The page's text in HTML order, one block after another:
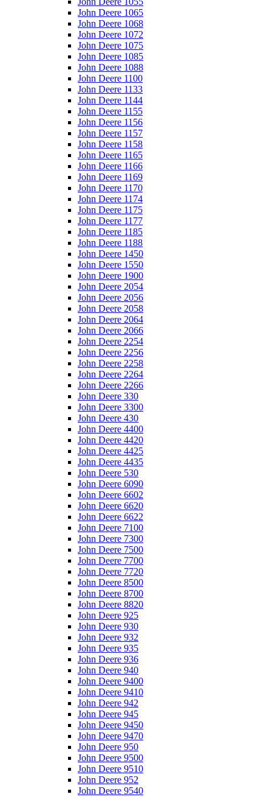
John Deere 1065
John Deere 1068
John Deere 1072
John Deere 1075
John Deere 1085
John Deere 1088
John Deere 1100
John Deere 1133
John Deere 1144
John Deere 1155
John Deere 1156
John Deere 1157
John Deere 1158
John Deere 1165
John Deere 1166
John Deere 1169
John Deere 1170
John Deere 1174
John Deere 1175
John Deere 1177
John Deere 1185
John Deere 1188
John Deere 1450
John Deere 1550
John Deere 1900
John Deere 2054
John Deere 2056
John Deere 2058
John Deere 2064
John Deere 2066
John Deere 2254
John Deere 2256
John Deere 2258
John Deere 2264
John Deere 2266
John Deere 330
John Deere 3300
John Deere 430
John Deere 4400
John Deere 4420
John Deere 4425
John Deere 4435
John Deere 530
John Deere 6090
John Deere 6602
John Deere 6620
John Deere 6622
John Deere 7100
John Deere 7300
John Deere 7500
John Deere 7700
John Deere 7720
John Deere 8500
John Deere 8700
John Deere 8820
John Deere 925
John Deere 930
John Deere 932
John Deere 935
John Deere 936
John Deere 940
John Deere 9400
John Deere 9410
John Deere 942
John Deere 945
John Deere 9450
John Deere 9470
John Deere 950
John Deere 9500
John Deere 9510
John Deere 952
John Deere 9540